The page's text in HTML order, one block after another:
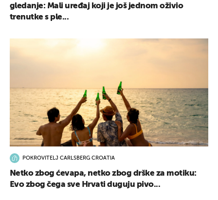
gledanje: Mali uređaj koji je još jednom oživio
trenutke s ple...
POKROVITELJ CARLSBERG CROATIA
Netko zbog ćevapa, netko zbog drške za motiku:
Evo zbog čega sve Hrvati duguju pivo...